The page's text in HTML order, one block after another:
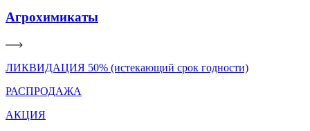
Агрохимикаты
ЛИКВИДАЦИЯ 50% (истекающий срок годности)
РАСПРОДАЖА
АКЦИЯ